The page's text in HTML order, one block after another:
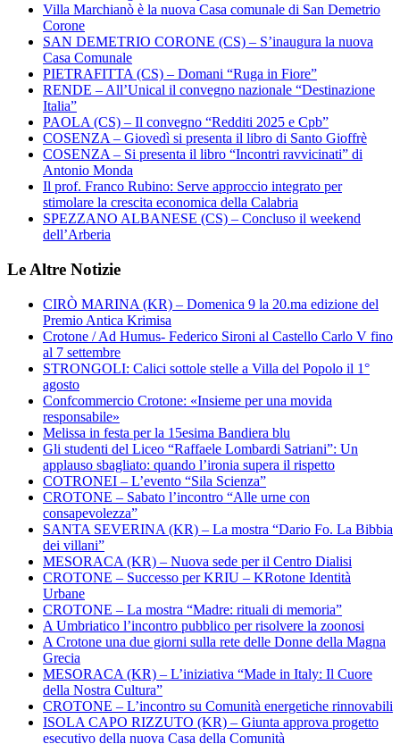
Villa Marchianò è la nuova Casa comunale di San Demetrio
Corone
SAN DEMETRIO CORONE (CS) – S’inaugura la nuova
Casa Comunale
PIETRAFITTA (CS) – Domani “Ruga in Fiore”
RENDE – All’Unical il convegno nazionale “Destinazione
Italia”
PAOLA (CS) – Il convegno “Redditi 2025 e Cpb”
COSENZA – Giovedì si presenta il libro di Santo Gioffrè
COSENZA – Si presenta il libro “Incontri ravvicinati” di
Antonio Monda
Il prof. Franco Rubino: Serve approccio integrato per
stimolare la crescita economica della Calabria
SPEZZANO ALBANESE (CS) – Concluso il weekend
dell’Arberia
Le Altre Notizie
CIRÒ MARINA (KR) – Domenica 9 la 20.ma edizione del
Premio Antica Krimisa
Crotone / Ad Humus- Federico Sironi al Castello Carlo V fino
al 7 settembre
STRONGOLI: Calici sottole stelle a Villa del Popolo il 1°
agosto
Confcommercio Crotone: «Insieme per una movida
responsabile»
Melissa in festa per la 15esima Bandiera blu
Gli studenti del Liceo “Raffaele Lombardi Satriani”: Un
applauso sbagliato: quando l’ironia supera il rispetto
COTRONEI – L’evento “Sila Scienza”
CROTONE – Sabato l’incontro “Alle urne con
consapevolezza”
SANTA SEVERINA (KR) – La mostra “Dario Fo. La Bibbia
dei villani”
MESORACA (KR) – Nuova sede per il Centro Dialisi
CROTONE – Successo per KRIU – KRotone Identità
Urbane
CROTONE – La mostra “Madre: rituali di memoria”
A Umbriatico l’incontro pubblico per risolvere la zoonosi
A Crotone una due giorni sulla rete delle Donne della Magna
Grecia
MESORACA (KR) – L’iniziativa “Made in Italy: Il Cuore
della Nostra Cultura”
CROTONE – L’incontro su Comunità energetiche rinnovabili
ISOLA CAPO RIZZUTO (KR) – Giunta approva progetto
esecutivo della nuova Casa della Comunità